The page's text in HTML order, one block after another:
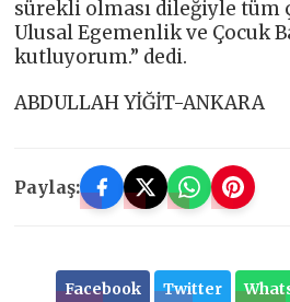
sürekli olması dileğiyle tüm
Ulusal Egemenlik ve Çocuk
kutluyorum.” dedi.
ABDULLAH YİĞİT-ANKARA
Paylaş:
Facebook Twitter